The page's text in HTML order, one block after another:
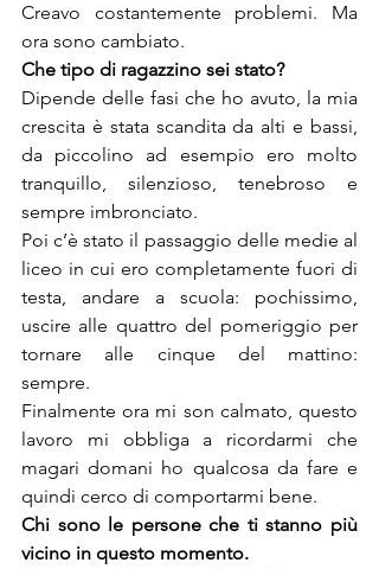
Creavo costantemente problemi. Ma
ora sono cambiato.
Che tipo di ragazzino sei stato?
Dipende delle fasi che ho avuto, la mia
crescita è stata scandita da alti e bassi,
da piccolino ad esempio ero molto
tranquillo, silenzioso, tenebroso e
sempre imbronciato.
Poi c’è stato il passaggio delle medie al
liceo in cui ero completamente fuori di
testa, andare a scuola: pochissimo,
uscire alle quattro del pomeriggio per
tornare alle cinque del mattino:
sempre.
Finalmente ora mi son calmato, questo
lavoro mi obbliga a ricordarmi che
magari domani ho qualcosa da fare e
quindi cerco di comportarmi bene.
Chi sono le persone che ti stanno più
vicino in questo momento.